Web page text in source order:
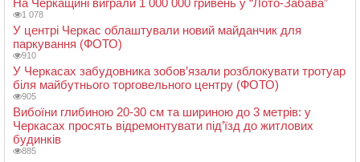
На Черкащині виграли 1 000 000 гривень у “Лото-Забава”
1 078
У центрі Черкас облаштували новий майданчик для
паркування (ФОТО)
910
У Черкасах забудовника зобов’язали розблокувати тротуар
біля майбутнього торговельного центру (ФОТО)
905
Вибоїни глибиною 20-30 см та шириною до 3 метрів: у
Черкасах просять відремонтувати під’їзд до житлових
будинків
885